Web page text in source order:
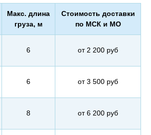
Макс. длина
груза, м
Стоимость доставки
по МСК и МО
6 от 2 200 руб
6 от 3 500 руб
8 от 6 200 руб